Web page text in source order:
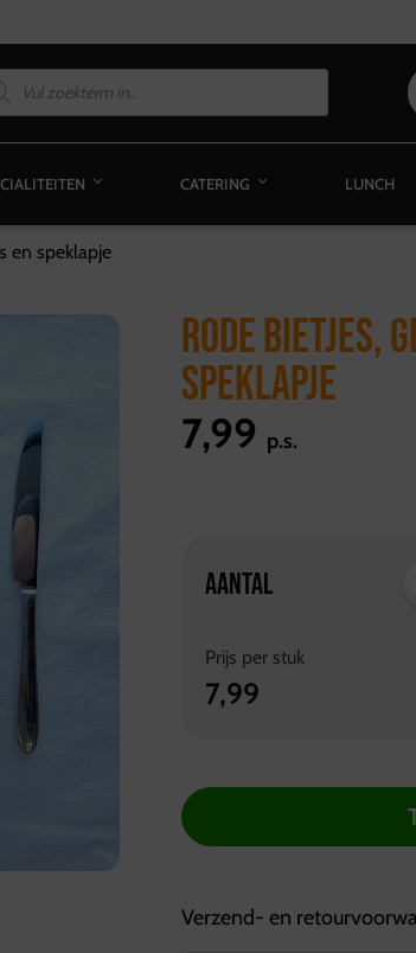
CATERING LUNCH
en speklapje
RODE BIETJES,
SPEKLAPJE
7,99 p.s.
AANTAL
Prijs per stuk
7,99
Verzend- en